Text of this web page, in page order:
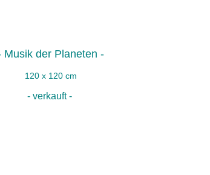
Musik der Planeten -
120 x 120 cm
- verkauft -